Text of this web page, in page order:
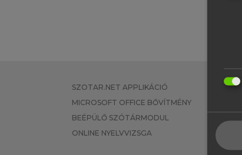
SZOTAR.NET APPLIKÁCIÓ
MICROSOFT OFFICE BŐVÍTMÉNY
BEÉPÜLŐ SZÓTÁRMODUL
ONLINE NYELVVIZSGA